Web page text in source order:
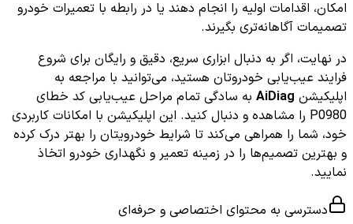
امکان، اقدامات اولیه را انجام دهند یا در رابطه با تعمیرات خودرو
تصمیمات آگاهانه‌تری بگیرند.
در نهایت، اگر به دنبال ابزاری سریع، دقیق و رایگان برای شروع
فرایند عیب‌یابی خودروتان هستید، می‌توانید با مراجعه به
اپلیکیشن AiDiag به سادگی تمام مراحل عیب‌یابی کد خطای
P0980 را مشاهده و دنبال کنید. این اپلیکیشن با امکانات کاربردی
خود، شما را همراهی می‌کند تا شرایط خودرویتان را بهتر درک کرده
و بهترین تصمیم‌ها را در زمینه تعمیر و نگهداری خودرو اتخاذ
نمایید.
دسترسی به محتوای اختصاصی و حرفه‌ای